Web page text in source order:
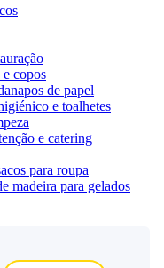
e copos
de papel
e toalhetes
e catering
para roupa
madeira para gelados